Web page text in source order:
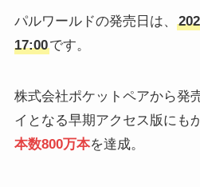
パルワールドの発売日は、
17:00です。
株式会社ポケットペアから発
イとなる早期アクセス版にも
本数800万本を達成。